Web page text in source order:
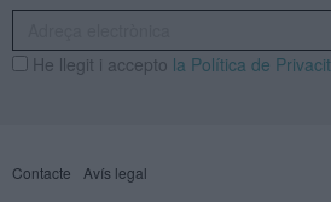
He llegit i accepto la Política de
Contacte Avís legal